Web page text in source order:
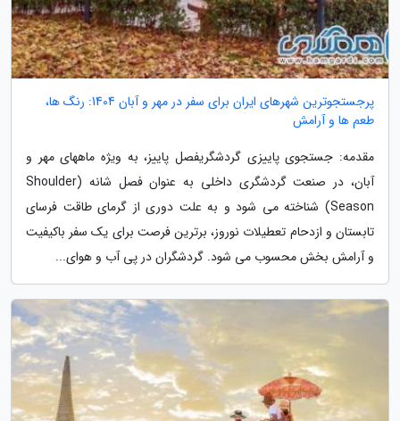
پرجستجوترین شهرهای ایران برای سفر در مهر و آبان 1404: رنگ ها،
طعم ها و آرامش
مقدمه: جستجوی پاییزی گردشگریفصل پاییز، به ویژه ماههای مهر و
آبان، در صنعت گردشگری داخلی به عنوان فصل شانه (Shoulder
Season) شناخته می شود و به علت دوری از گرمای طاقت فرسای
تابستان و ازدحام تعطیلات نوروز، برترین فرصت برای یک سفر باکیفیت
و آرامش بخش محسوب می شود. گردشگران در پی آب و هوای...